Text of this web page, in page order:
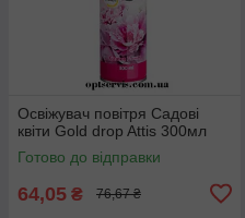
Освіжувач повітря Садові
квіти Gold drop Attis 300мл
Готово до відправки
64,05 ₴ 76,67 ₴